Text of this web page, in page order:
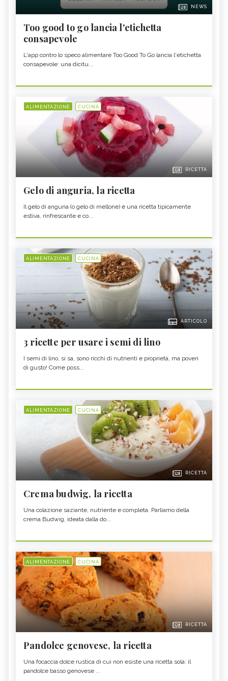
NEWS
Too good to go lancia l'etichetta
consapevole
L'app contro lo speco alimentare Too Good To Go lancia l'etichetta
consapevole: una dicitu...
ALIMENTAZIONE CUCINA
RICETTA
Gelo di anguria, la ricetta
Il gelo di anguria (o gelo di mellone) è una ricetta tipicamente
estiva, rinfrescante e co...
ALIMENTAZIONE CUCINA
ARTICOLO
3 ricette per usare i semi di lino
I semi di lino, si sa, sono ricchi di nutrienti e proprietà, ma poveri
di gusto! Come poss...
ALIMENTAZIONE CUCINA
RICETTA
Crema budwig, la ricetta
Una colazione saziante, nutriente e completa. Parliamo della
crema Budwig, ideata dalla do...
ALIMENTAZIONE CUCINA
RICETTA
Pandolce genovese, la ricetta
Una focaccia dolce rustica di cui non esiste una ricetta sola: il
pandolce basso genovese ...